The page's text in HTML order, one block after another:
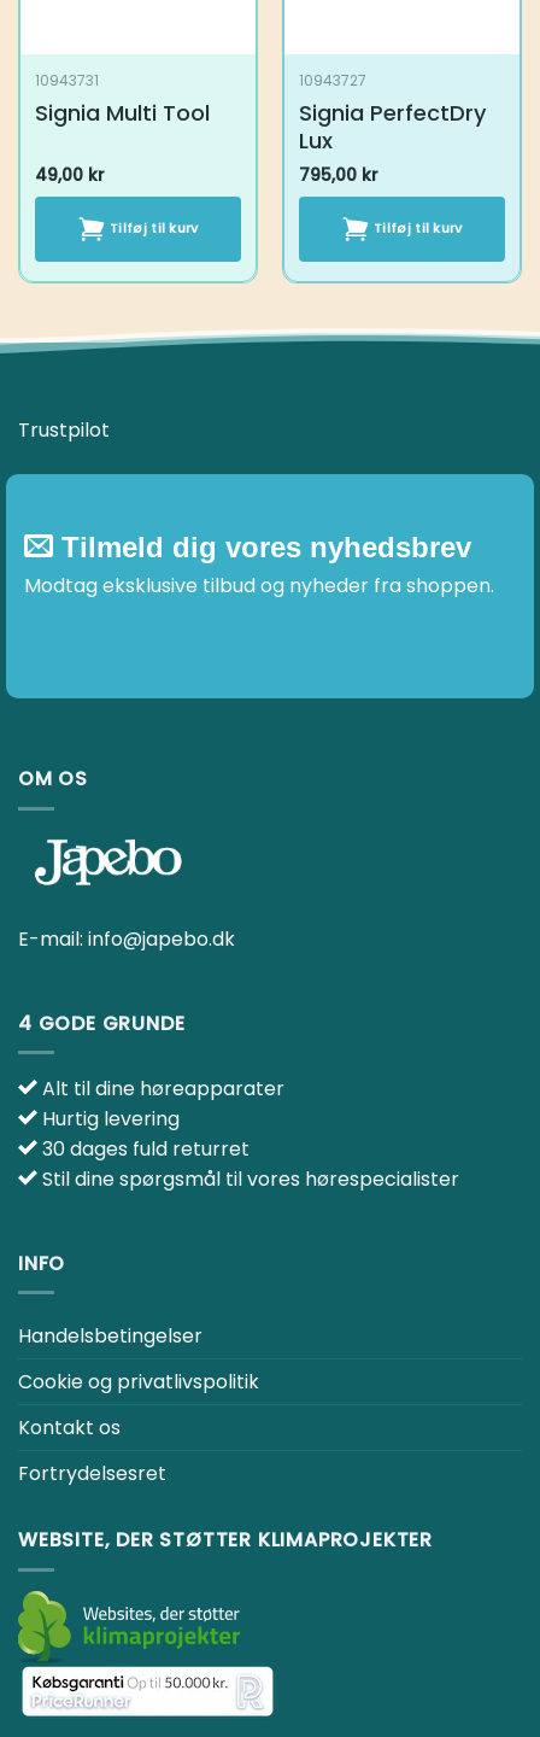
10943731
Signia Multi Tool
49,00 kr
Tilføj til kurv
10943727
Signia PerfectDry
Lux
795,00 kr
Tilføj til kurv
Trustpilot
Tilmeld dig vores nyhedsbrev
Modtag eksklusive tilbud og nyheder fra shoppen.
OM OS
E-mail: info@japebo.dk
4 GODE GRUNDE
Alt til dine høreapparater
Hurtig levering
30 dages fuld returret
Stil dine spørgsmål til vores hørespecialister
INFO
Handelsbetingelser
Cookie og privatlivspolitik
Kontakt os
Fortrydelsesret
WEBSITE, DER STØTTER KLIMAPROJEKTER